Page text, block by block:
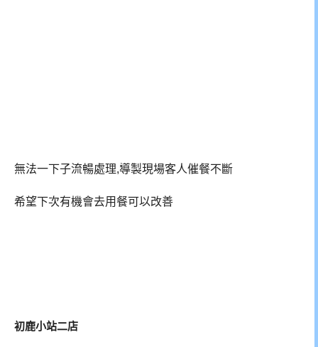
無法一下子流暢處理,導製現場客人催餐不斷
希望下次有機會去用餐可以改善
初鹿小站二店